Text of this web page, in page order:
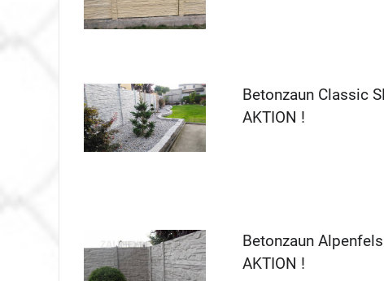
Betonzaun Classic
AKTION !
Betonzaun
AKTION !